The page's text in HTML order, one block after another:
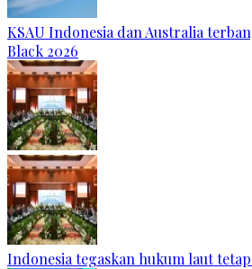
KSAU Indonesia dan Australia
Black 2026
Indonesia tegaskan hukum laut